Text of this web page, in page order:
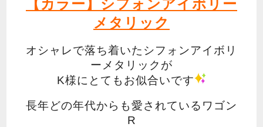
【カラー】シフォンアイボリー
メタリック
オシャレで落ち着いたシフォンアイボリ
ーメタリックが
K様にとてもお似合いです
長年どの年代からも愛されているワゴン
R